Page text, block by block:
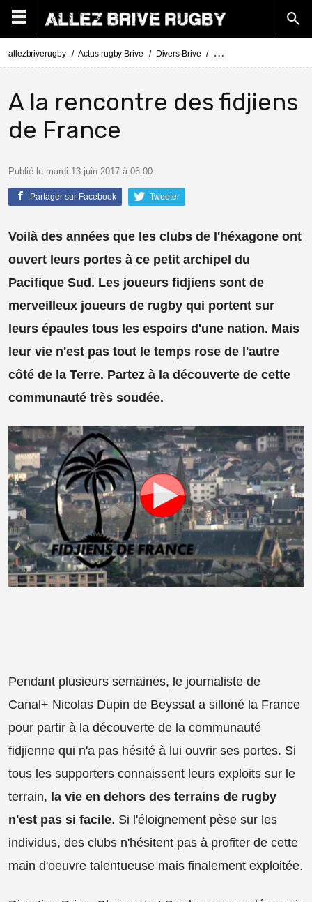
allezbriverugby Actus rugby Brive Divers Brive Le reportage sur les
A la rencontre des fidjiens
de France
Publié le mardi 13 juin 2017 à 06:00
Partager sur Facebook Tweeter
Voilà des années que les clubs de l'héxagone ont
ouvert leurs portes à ce petit archipel du
Pacifique Sud. Les joueurs fidjiens sont de
merveilleux joueurs de rugby qui portent sur
leurs épaules tous les espoirs d'une nation. Mais
leur vie n'est pas tout le temps rose de l'autre
côté de la Terre. Partez à la découverte de cette
communauté très soudée.
Pendant plusieurs semaines, le journaliste de
Canal+ Nicolas Dupin de Beyssat a silloné la France
pour partir à la découverte de la communauté
fidjienne qui n'a pas hésité à lui ouvrir ses portes. Si
tous les supporters connaissent leurs exploits sur le
terrain, la vie en dehors des terrains de rugby
n'est pas si facile. Si l'éloignement pèse sur les
individus, des clubs n'hésitent pas à profiter de cette
main d'oeuvre talentueuse mais finalement exploitée.